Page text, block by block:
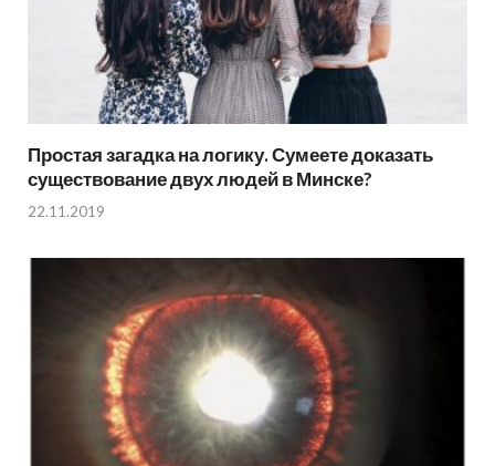
Простая загадка на логику. Сумеете доказать
существование двух людей в Минске?
22.11.2019